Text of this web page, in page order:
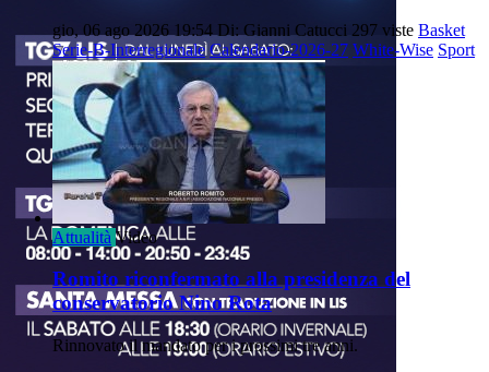
gio, 06 ago 2026 19:54 Di: Gianni Catucci 297 viste Basket
Serie-B-Interregionale Calendario-2026-27 White-Wise Sport
Attualità Video
Romito riconfermato alla presidenza del
conservatorio Nino Rota
Rinnovato il mandato per i prossimi tre anni.